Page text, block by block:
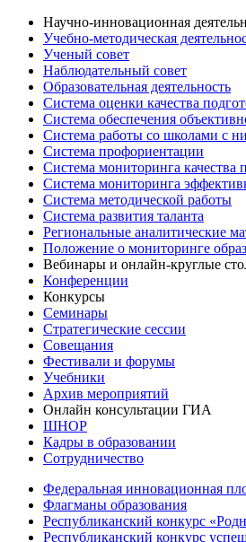
Научно-инновационная
Учебно-методическая
Ученый совет
Наблюдательный совет
Образовательная деятельность
Система оценки качества
Система обеспечения
Система работы со школами с
Система профориентации
Система мониторинга
Система мониторинга
Система методической работы
Система развития таланта
Региональные аналитические
Положение о мониторинге
Вебинары и онлайн-круглые
Конференции
Конкурсы
Семинары
Стратегические сессии
Совещания
Фестивали и форумы
Учебники
Архив мероприятий
Онлайн консультации ГИА
ШНОР
Кадры в образовании
Сотрудничество
Федеральная инновационная
Флагманы образования
Республиканский конкурс
Республиканский конкурс